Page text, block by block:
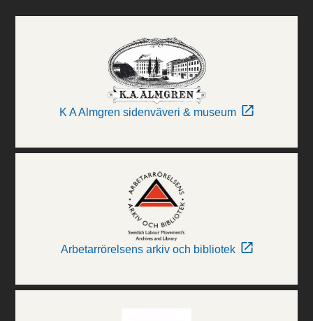
K A Almgren sidenväveri & museum
Arbetarrörelsens arkiv och bibliotek